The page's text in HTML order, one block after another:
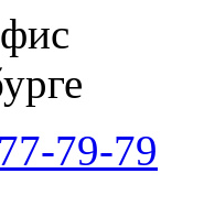
79-79